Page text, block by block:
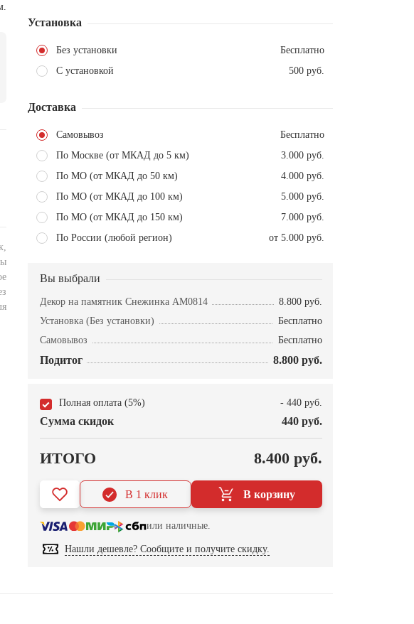
Установка
Без установки
Бесплатно
С установкой
500 руб.
Доставка
Самовывоз
Бесплатно
По Москве (от МКАД до 5 км)
3.000 руб.
По МО (от МКАД до 50 км)
4.000 руб.
По МО (от МКАД до 100 км)
5.000 руб.
По МО (от МКАД до 150 км)
7.000 руб.
По России (любой регион)
от 5.000 руб.
Вы выбрали
Декор на памятник Снежинка AM0814
8.800 руб.
Установка (Без установки)
Бесплатно
Самовывоз
Бесплатно
Подитог 8.800 руб.
Полная оплата (5%) - 440 руб.
Сумма скидок 440 руб.
ИТОГО 8.400 руб.
В корзину
В 1 клик
или наличные.
Нашли дешевле? Сообщите и получите скидку.